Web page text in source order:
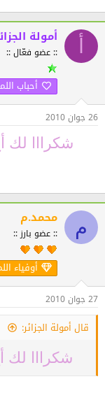
فإن قلنا لاحول
والصحيح نفيها
الله
بقولنا لاحول
وجزاكم الله كل خير
أمولة
:: عضو فعّال ::
أحباب
26 جوان 2010
شكرااا لك
م محمد.م
:: عضو بارز ::
أوفياء
27 جوان 2010
قال أمولة الجزائر:
شكرااا لك